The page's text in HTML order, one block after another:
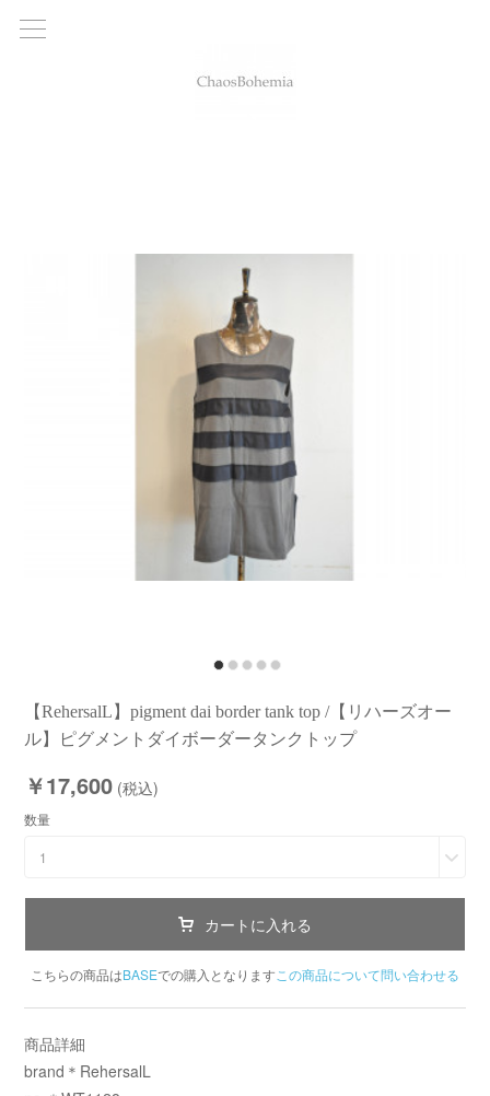
【RehersalL】pigment dai border tank top /【リハーズオー
ル】ピグメントダイボーダータンクトップ
￥17,600 (税込)
数量
1
カートに入れる
こちらの商品はBASEでの購入となります この商品について問い合わせる
商品詳細
brand＊RehersalL